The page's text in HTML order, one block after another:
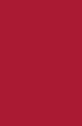
placoplâtre